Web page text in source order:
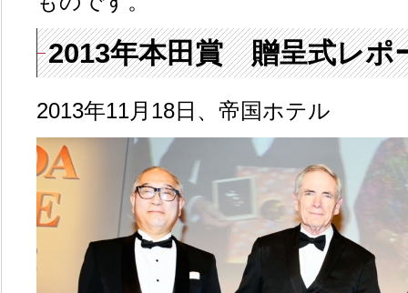
2013年本田賞 贈呈式レポ
2013年11月18日、帝国ホテル